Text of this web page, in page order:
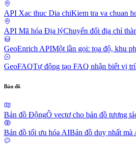
API Xac thuc Dia chiKiem tra va chuan
API Mã hóa Địa lýChuyển đổi địa chỉ
GeoEnrich APIMột lần gọi: tọa độ, khu
GeoFAQTự động tạo FAQ nhận biết vị
Bản đồ
Bản đồ ĐộngÔ vectơ cho bản đồ tương
Bản đồ tối ưu hóa AIBản đồ duy nhất mà